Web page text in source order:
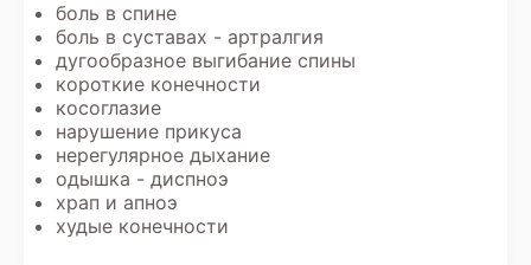
боль в спине
боль в суставах - артралгия
дугообразное выгибание спины
короткие конечности
косоглазие
нарушение прикуса
нерегулярное дыхание
одышка - диспноэ
храп и апноэ
худые конечности